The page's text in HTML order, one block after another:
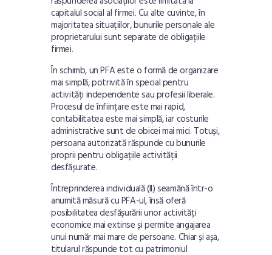
capitalul social al firmei. Cu alte cuvinte, în
majoritatea situațiilor, bunurile personale ale
proprietarului sunt separate de obligațiile
firmei.
În schimb, un PFA este o formă de organizare
mai simplă, potrivită în special pentru
activități independente sau profesii liberale.
Procesul de înființare este mai rapid,
contabilitatea este mai simplă, iar costurile
administrative sunt de obicei mai mici. Totuși,
persoana autorizată răspunde cu bunurile
proprii pentru obligațiile activității
desfășurate.
Întreprinderea individuală (II) seamănă într-o
anumită măsură cu PFA-ul, însă oferă
posibilitatea desfășurării unor activități
economice mai extinse și permite angajarea
unui număr mai mare de persoane. Chiar și așa,
titularul răspunde tot cu patrimoniul